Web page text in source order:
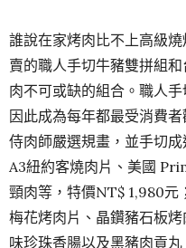
誰說在家烤肉比不上高級
賣的職人手切牛豬雙拼組
肉不可或缺的組合。職人
因此成為每年都最受消費
侍肉師嚴選規畫，並手切
A3紐約客燒肉片、美國
頸肉等，特價NT$ 1,980元
梅花烤肉片、晶鑽豬石板
味珍珠香腸以及黑豬肉貢